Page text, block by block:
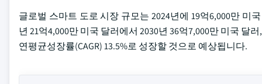
글로벌 스마트 도로 시장 규모는 2024년에 19억6,000만 미
년 21억4,000만 미국 달러에서 2030년 36억7,000만 미국 달
연평균성장률(CAGR) 13.5%로 성장할 것으로 예상됩니다.